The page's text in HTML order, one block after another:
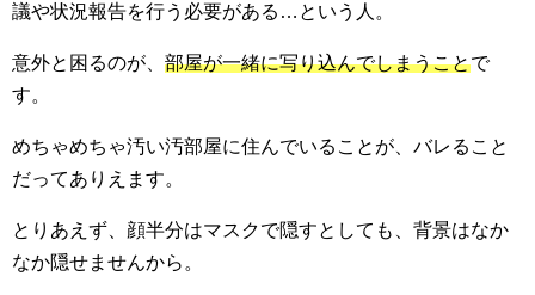
議や状況報告を行う必要がある…という人。
意外と困るのが、 部屋が一緒に写り込んでしまうことで
す。
めちゃめちゃ汚い汚部屋に住んでいることが、バレること
だってありえます。
とりあえず、顔半分はマスクで隠すとしても、背景はなか
なか隠せませんから。